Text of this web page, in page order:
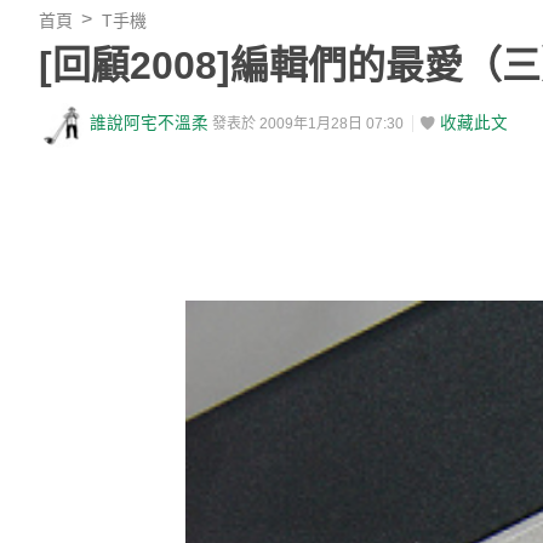
首頁 T手機
[回顧2008]編輯們的最愛（
誰說阿宅不溫柔 發表於 2009年1月28日 07:30 收藏此文